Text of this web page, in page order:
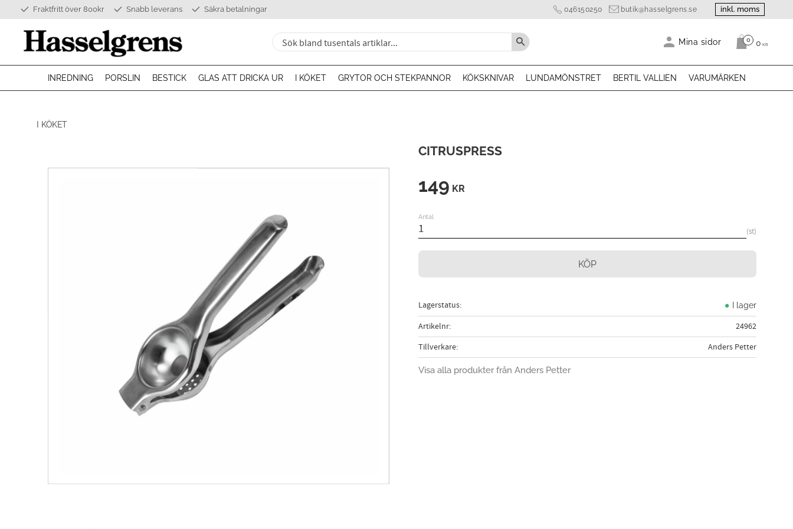
Fraktfritt över 800kr Snabb leverans Säkra betalningar 046150250 butik@hasselgrens.se inkl. moms
Mina sidor Antal
0 0 KR
INREDNING PORSLIN BESTICK GLAS ATT DRICKA UR I KÖKET GRYTOR OCH STEKPANNOR KÖKSKNIVAR LUNDAMÖNSTRET BERTIL VALLIEN VARUMÄRKEN
I KÖKET
CITRUSPRESS
149 KR
Antal
st
KÖP
Lagerstatus I lager
Artikelnr
24962
Tillverkare
Anders Petter
Visa alla produkter från Anders Petter